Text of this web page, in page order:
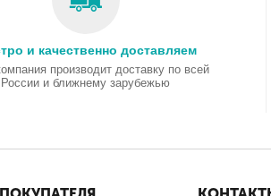
и качественно доставляем
производит доставку по всей
России и ближнему зарубежью